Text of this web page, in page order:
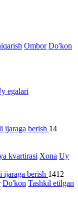
Ombor Do'kon
egalari
ijaraga berish 14
kvartirasi Xona Uy
ijaraga berish 1412
Do'kon Tashkil etilgan